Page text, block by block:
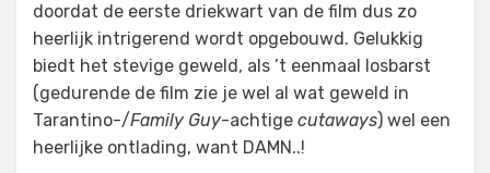
doordat de eerste driekwart van de film dus zo
heerlijk intrigerend wordt opgebouwd. Gelukkig
biedt het stevige geweld, als ’t eenmaal losbarst
(gedurende de film zie je wel al wat geweld in
Tarantino-/Family Guy-achtige cutaways) wel een
heerlijke ontlading, want DAMN..!